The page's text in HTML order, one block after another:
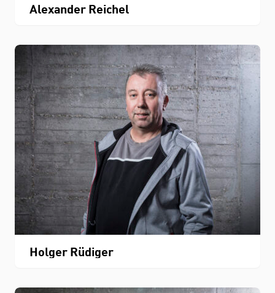
Alexander Reichel
Holger Rüdiger